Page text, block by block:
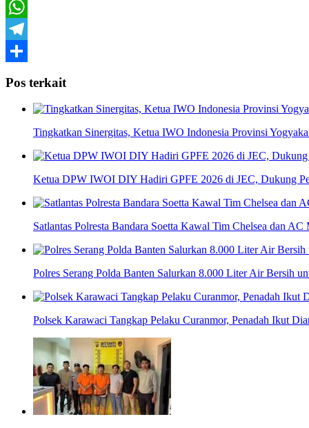
X
WhatsApp
Telegram
Pos terkait
Tingkatkan Sinergitas, Ketua IWO Indonesia Provinsi
Ketua DPW IWOI DIY Hadiri GPFE 2026 di JEC, Dukung
Satlantas Polresta Bandara Soetta Kawal Tim Chelsea dan
Polres Serang Polda Banten Salurkan 8.000 Liter Air Bersih
Polsek Karawaci Tangkap Pelaku Curanmor, Penadah Ikut